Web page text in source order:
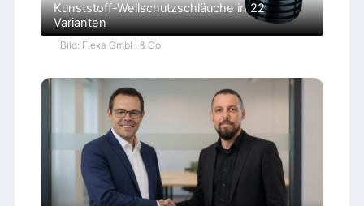
Kunststoff-Wellschutzschläuche in 22
Varianten
Bild: Flexa GmbH & Co.